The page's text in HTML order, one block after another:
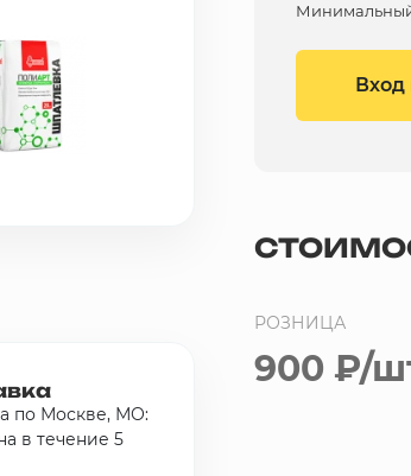
по Москве, МО:
в течение 5
Минимальный
Вход
РОЗНИЦА
900 ₽/